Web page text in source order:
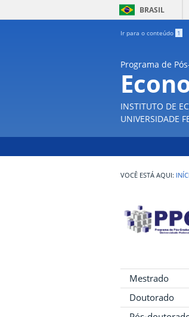
BRASIL
Ir para o conteúdo 1
Programa de
INSTITUTO DE
UNIVERSIDADE
Mestrado
Doutorado